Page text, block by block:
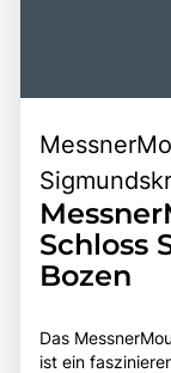
Schloss
Bozen
Das
ist ein